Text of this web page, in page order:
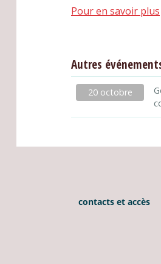
Pour en savoir plus
Autres
20 octobre
contacts et accès